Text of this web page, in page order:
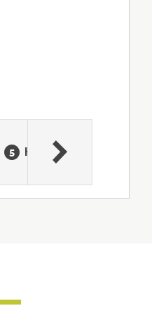
Hjälp under resa